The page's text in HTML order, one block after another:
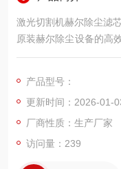
激光切割机赫尔除尘滤
原装赫尔除尘设备的高
4（常见尺寸
用折叠式设计，适配多
产品型号：
更新时间：2026-01-
厂商性质：生产厂家
访问量：239